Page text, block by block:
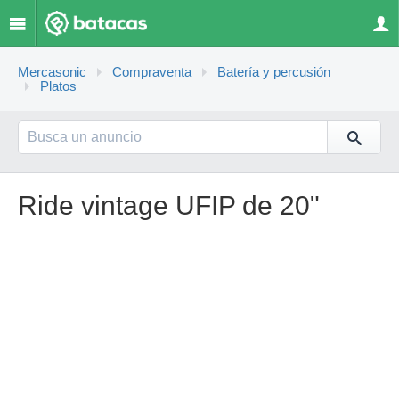
Mercasonic Compraventa
Batería y percusión
Platos
Ride vintage UFIP de 20"